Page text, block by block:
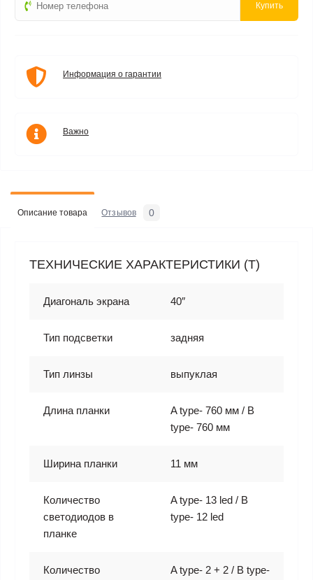
Купить
Информация о гарантии
Важно
Описание товара Отзывов 0
ТЕХНИЧЕСКИЕ ХАРАКТЕРИСТИКИ (T)
Диагональ экрана 40″
Тип подсветки задняя
Тип линзы выпуклая
Длина планки
A type- 760 мм / B
type- 760 мм
Ширина планки 11 мм
Количество
светодиодов в
планке
A type- 13 led / B
type- 12 led
Количество
A type- 2 + 2 / B type-